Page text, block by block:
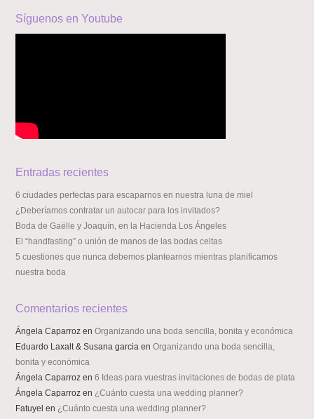
Síguenos en Youtube
Entradas recientes
6 ciudades perfectas para escaparnos en nuestra luna de miel
¿Deberíamos contratar un autocar para los invitados?
Boda de Gaëlle y Joaquín, en la Hacienda Los Ángeles
El “handfasting” o unión de manos de las bodas celtas
5 cuestiones que nunca debemos plantearnos mientras planificamos
nuestra boda
Comentarios recientes
Ángela Caparroz enOrganizando una boda sencilla, bonita y económica
Eduardo Laxalt & Susana garcia enOrganizando una boda sencilla,
bonita y económica
Ángela Caparroz en6 Ideas para vuestras invitaciones de bodas de plata
Ángela Caparroz en ¿Cuánto cuesta una wedding planner?
Fatuyel en ¿Cuánto cuesta una wedding planner?